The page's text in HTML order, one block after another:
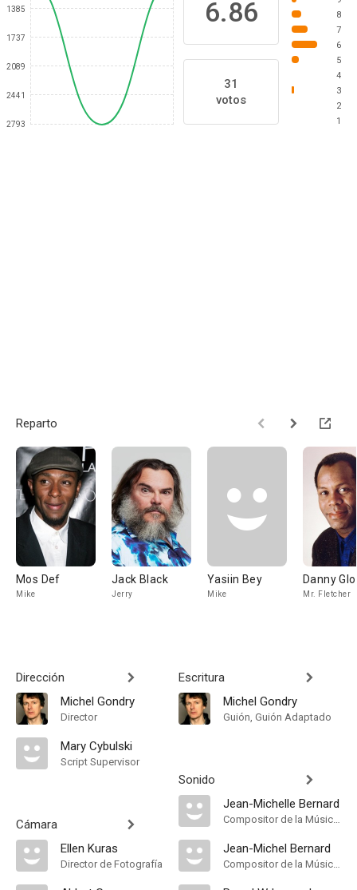
1385
1737
2089
2441
2793
6.86
31
votos
8
7
6
5
4
3
2
1
Reparto
Mos Def
Mike
Jack Black
Jerry
Yasiin Bey
Mike
Danny
Mr. Fletcher
Dirección
Michel Gondry
Director
Mary Cybulski
Script Supervisor
Cámara
Ellen Kuras
Director de Fotografía
Escritura
Michel Gondry
Guión, Guión Adaptado
Sonido
Jean-Michelle Bernard
Compositor de la Música Original
Jean-Michel Bernard
Compositor de la Música Original